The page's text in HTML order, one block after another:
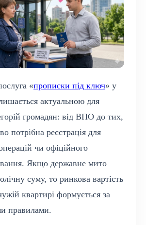
«прописки під ключ» у
актуальною для
громадян: від ВПО до тих,
потрібна реєстрація для
чи офіційного
Якщо державне мито
суму, то ринкова вартість
квартирі формується за
правилами.